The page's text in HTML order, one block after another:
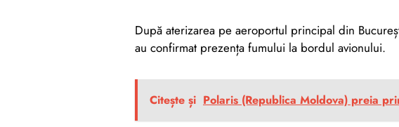
După aterizarea pe aeroportul principal din
au confirmat prezența fumului la bordul avionului.
Citește și Polaris (Republica Moldova) preia